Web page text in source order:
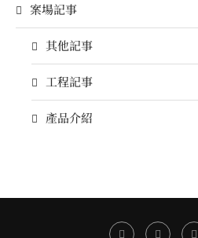
案場記事
其他記事
工程記事
產品介紹